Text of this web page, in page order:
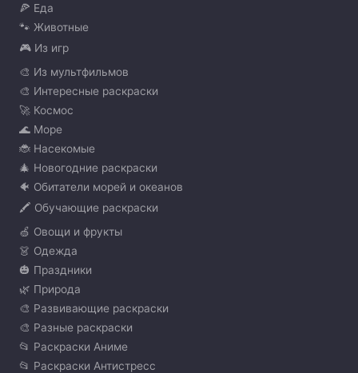
🍕 Еда
🐾 Животные
🎮 Из игр
🎨 Из мультфильмов
🎨 Интересные раскраски
🚀 Космос
🌊 Море
🐞 Насекомые
🎄 Новогодние раскраски
🐠 Обитатели морей и океанов
🖍️ Обучающие раскраски
🍏 Овощи и фрукты
👗 Одежда
🎃 Праздники
🌿 Природа
🎨 Развивающие раскраски
🎨 Разные раскраски
📂 Раскраски Аниме
📂 Раскраски Антистресс